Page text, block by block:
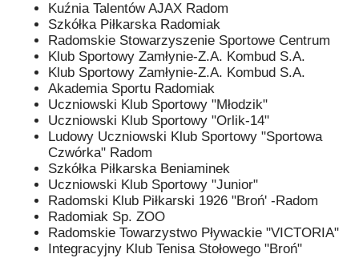
Kuźnia Talentów AJAX Radom
Szkółka Piłkarska Radomiak
Radomskie Stowarzyszenie Sportowe Centrum
Klub Sportowy Zamłynie-Z.A. Kombud S.A.
Klub Sportowy Zamłynie-Z.A. Kombud S.A.
Akademia Sportu Radomiak
Uczniowski Klub Sportowy "Młodzik"
Uczniowski Klub Sportowy "Orlik-14"
Ludowy Uczniowski Klub Sportowy "Sportowa
Czwórka" Radom
Szkółka Piłkarska Beniaminek
Uczniowski Klub Sportowy "Junior"
Radomski Klub Piłkarski 1926 "Broń' -Radom
Radomiak Sp. ZOO
Radomskie Towarzystwo Pływackie "VICTORIA"
Integracyjny Klub Tenisa Stołowego "Broń"